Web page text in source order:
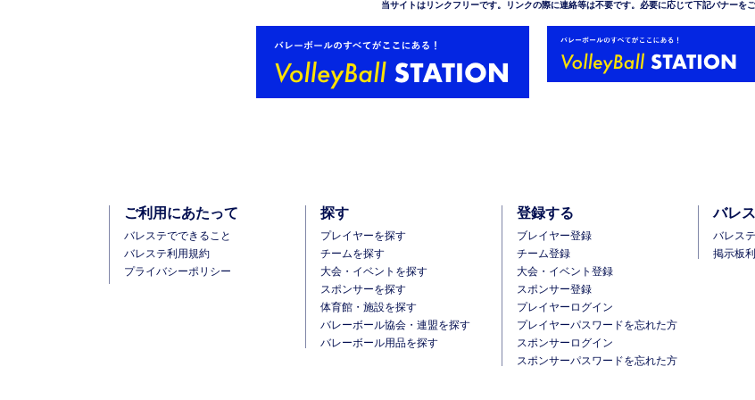
当サイトはリンクフリーです。リンクの際に連絡等は不要です。必要に応じて下記バナーをご
ご利用にあたって
バレステでできること
バレステ利用規約
プライバシーポリシー
探す
プレイヤーを探す
チームを探す
大会・イベントを探す
スポンサーを探す
体育館・施設を探す
バレーボール協会・連盟を探す
バレーボール用品を探す
登録する
ブレイヤー登録
チーム登録
大会・イベント登録
スポンサー登録
プレイヤーログイン
プレイヤーパスワードを忘れた方
スポンサーログイン
スポンサーパスワードを忘れた方
バレ
バレス
掲示板